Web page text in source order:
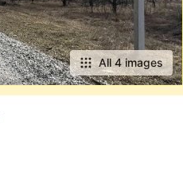
All 4 images